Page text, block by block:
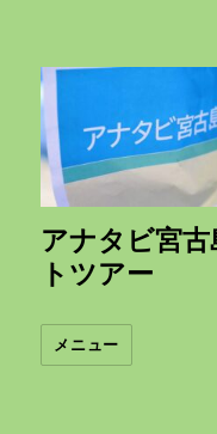
アナタビ宮
トツアー
メニュー